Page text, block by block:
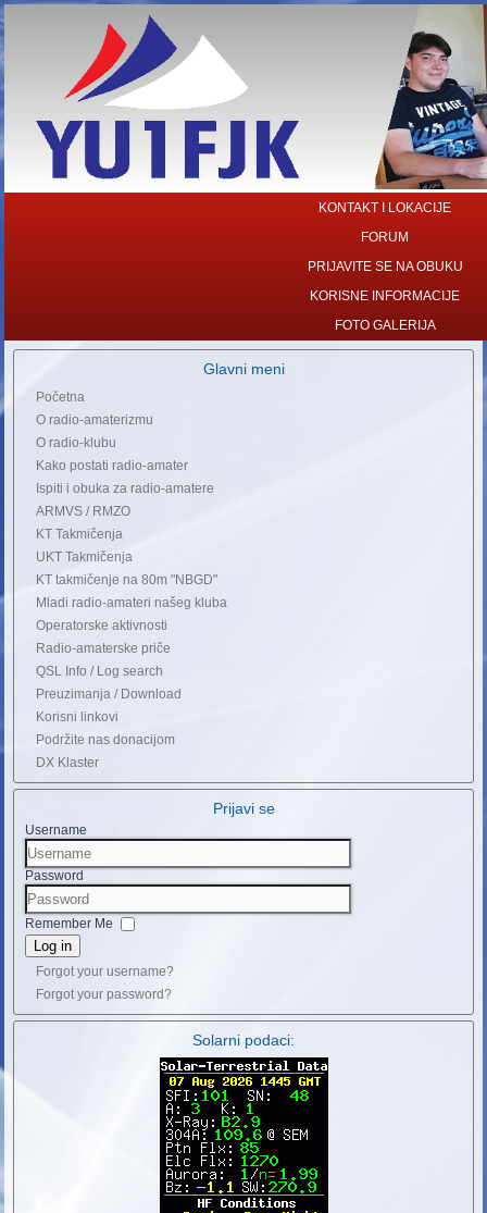
KONTAKT I LOKACIJE
FORUM
PRIJAVITE SE NA OBUKU
KORISNE INFORMACIJE
FOTO GALERIJA
Glavni meni
Početna
O radio-amaterizmu
O radio-klubu
Kako postati radio-amater
Ispiti i obuka za radio-amatere
ARMVS / RMZO
KT Takmičenja
UKT Takmičenja
KT takmičenje na 80m "NBGD"
Mladi radio-amateri našeg kluba
Operatorske aktivnosti
Radio-amaterske priče
QSL Info / Log search
Preuzimanja / Download
Korisni linkovi
Podržite nas donacijom
DX Klaster
Prijavi se
Username
Password
Remember Me
Log in
Forgot your username?
Forgot your password?
Solarni podaci: